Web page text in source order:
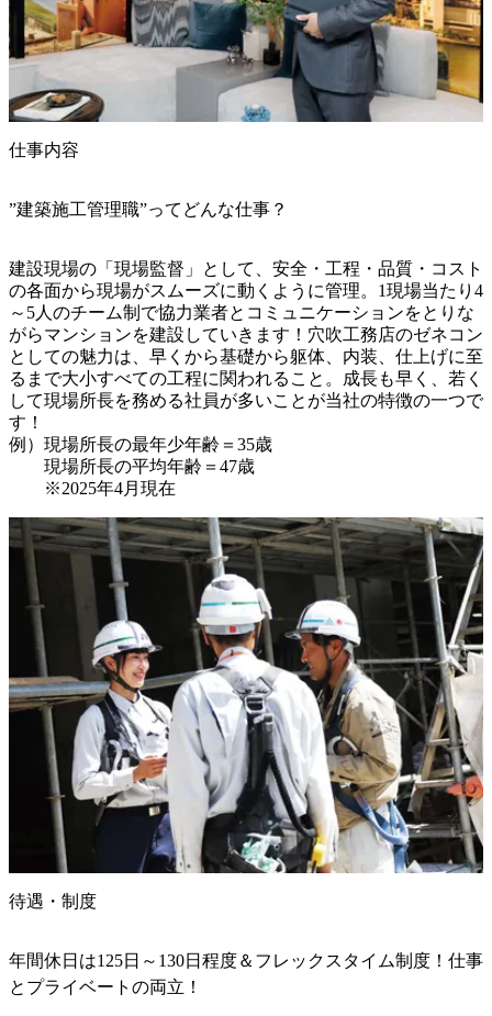
仕事内容
”建築施工管理職”ってどんな仕事？
建設現場の「現場監督」として、安全・工程・品質・コスト
の各面から現場がスムーズに動くように管理。1現場当たり4
～5人のチーム制で協力業者とコミュニケーションをとりな
がらマンションを建設していきます！穴吹工務店のゼネコン
としての魅力は、早くから基礎から躯体、内装、仕上げに至
るまで大小すべての工程に関われること。成長も早く、若く
して現場所長を務める社員が多いことが当社の特徴の一つで
す！
例）現場所長の最年少年齢＝35歳
現場所長の平均年齢＝47歳
※2025年4月現在
待遇・制度
年間休日は125日～130日程度＆フレックスタイム制度！仕事
とプライベートの両立！